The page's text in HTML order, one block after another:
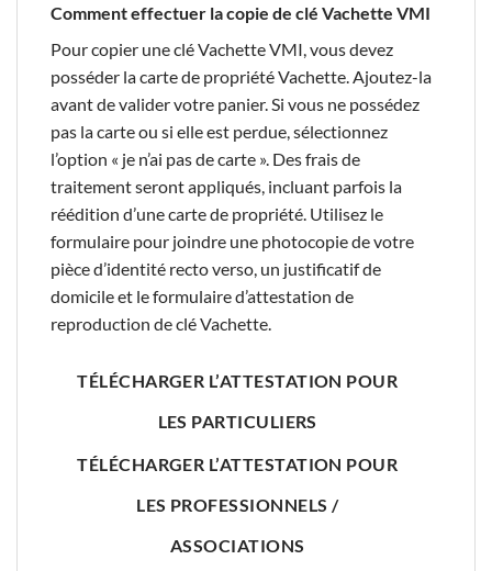
Comment effectuer la copie de clé Vachette VMI
Pour copier une clé Vachette VMI, vous devez
posséder la carte de propriété Vachette. Ajoutez-la
avant de valider votre panier. Si vous ne possédez
pas la carte ou si elle est perdue, sélectionnez
l’option « je n’ai pas de carte ». Des frais de
traitement seront appliqués, incluant parfois la
réédition d’une carte de propriété. Utilisez le
formulaire pour joindre une photocopie de votre
pièce d’identité recto verso, un justificatif de
domicile et le formulaire d’attestation de
reproduction de clé Vachette.
TÉLÉCHARGER L’ATTESTATION POUR
LES PARTICULIERS
TÉLÉCHARGER L’ATTESTATION POUR
LES PROFESSIONNELS /
ASSOCIATIONS